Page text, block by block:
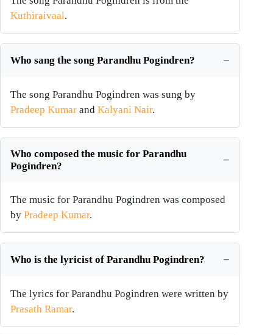
Kuthiraivaal.
Who sang the song Parandhu Pogindren?
The song Parandhu Pogindren was sung by
Pradeep Kumar and Kalyani Nair.
Who composed the music for Parandhu
Pogindren?
The music for Parandhu Pogindren was composed
by Pradeep Kumar.
Who is the lyricist of Parandhu Pogindren?
The lyrics for Parandhu Pogindren were written by
Prasath Ramar.